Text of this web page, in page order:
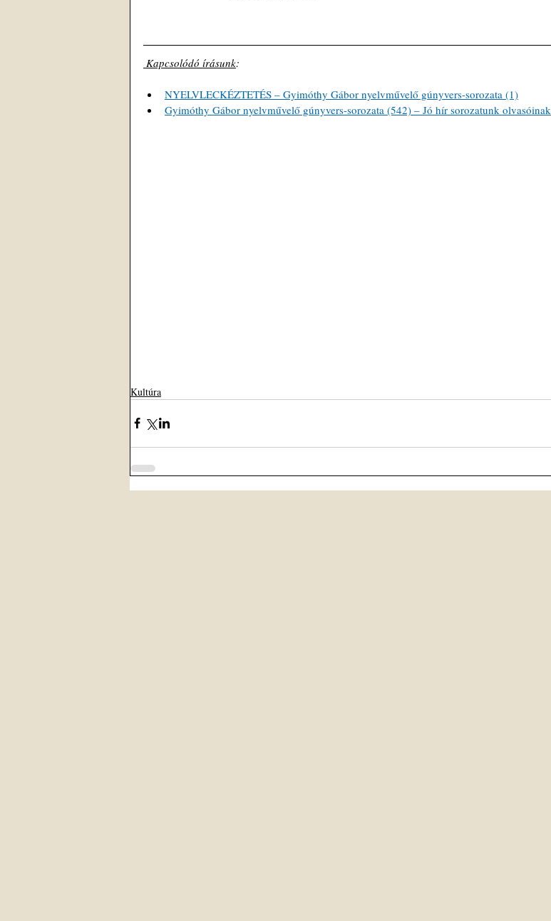
Kapcsolódó írásunk:
NYELVLECKÉZTETÉS – Gyimóthy Gábor nyelvművelő gúnyvers-sorozata (1)
Gyimóthy Gábor nyelvművelő gúnyvers-sorozata (542) – Jó hír sorozatunk olvasóinak
Kultúra